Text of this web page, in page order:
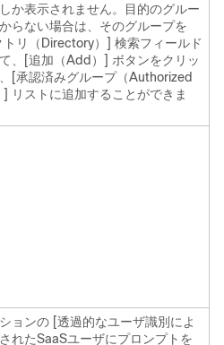
か表示されません。目的のグルー
らない場合は、そのグループを
トリ（Directory）] 検索フィールド
、[追加（Add）] ボタンをクリッ
[承認済みグループ（Authorized
リストに追加することができま
ョンの [透過的なユーザ識別によ
れたSaaSユーザにプロンプトを